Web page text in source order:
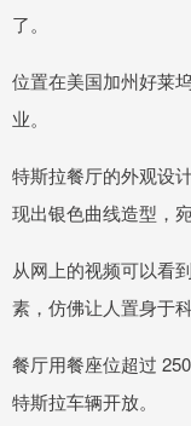
了。
位置在美国加州好莱
业。
特斯拉餐厅的外观设
现出银色曲线造型，
从网上的视频可以看
素，仿佛让人置身于
餐厅用餐座位超过
特斯拉车辆开放。